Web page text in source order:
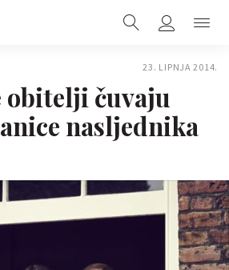
23. LIPNJA 2014.
obitelji čuvaju
nasljednika